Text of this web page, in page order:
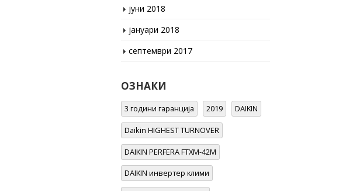
јануари 2018
септември 2017
Daikin HIGHEST TURNOVER
DAIKIN PERFERA FTXM-42M
DAIKIN инвертер клими
EUROVENT сертификат